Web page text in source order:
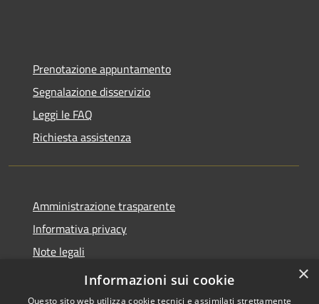
Prenotazione appuntamento
Segnalazione disservizio
Leggi le FAQ
Richiesta assistenza
Amministrazione trasparente
Informativa privacy
Note legali
Dichiarazione di accessibilità
×
Informazioni sui cookie
Questo sito web utilizza cookie tecnici e assimilati strettamente